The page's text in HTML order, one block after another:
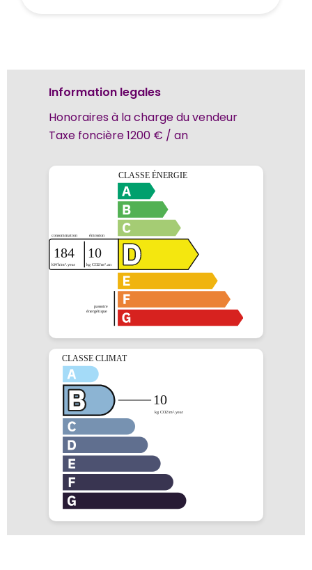
Information legales
Honoraires à la charge du vendeur
Taxe foncière1200 € / an